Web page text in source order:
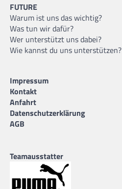
FUTURE
Warum ist uns das wichtig?
Was tun wir dafür?
Wer unterstützt uns dabei?
Wie kannst du uns unterstützen?
Impressum
Kontakt
Anfahrt
Datenschutzerklärung
AGB
Teamausstatter